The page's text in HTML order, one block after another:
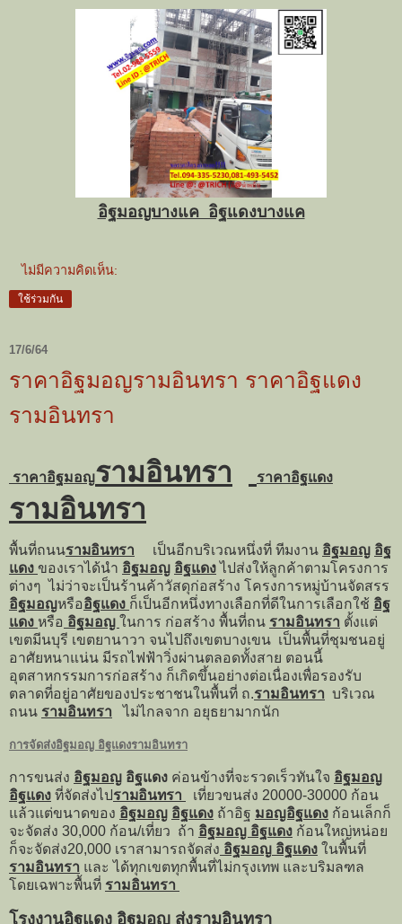
อิฐมอญบางแค อิฐแดงบางแค
ไม่มีความคิดเห็น:
ใช้ร่วมกัน
17/6/64
ราคาอิฐมอญรามอินทรา ราคาอิฐแดง
รามอินทรา
ราคาอิฐมอญรามอินทรา ราคาอิฐแดง
รามอินทรา
พื้นที่ถนนรามอินทรา เป็นอีกบริเวณหนึ่งที่ ทีมงาน อิฐมอญ อิฐ
แดง ของเราได้นำ อิฐมอญ อิฐแดงไปส่งให้ลูกค้าตามโครงการ
ต่างๆ ไม่ว่าจะเป็นร้านค้าวัสดุก่อสร้าง โครงการหมู่บ้านจัดสรร
อิฐมอญหรืออิฐแดง ก็เป็นอีกหนึ่งทางเลือกที่ดีในการเลือกใช้ อิฐ
แดง หรือ อิฐมอญ ในการ ก่อสร้าง พื้นที่ถน รามอินทรา ตั้งแต่
เขตมีนบุรี เขตยานาวา จนไปถึงเขตบางเขน เป็นพื้นที่ชุมชนอยู่
อาศัยหนาแน่น มีรถไฟฟ้าวิ่งผ่านตลอดทั้งสาย ตอนนี้
อุตสาหกรรมการก่อสร้าง ก็เกิดขึ้นอย่างต่อเนื่องเพื่อรองรับ
ตลาดที่อยู่อาศัยของประชาชนในพื้นที่ ถ.รามอินทรา บริเวณ
ถนน รามอินทรา ไม่ไกลจาก อยุธยามากนัก
การจัดส่งอิฐมอญ อิฐแดงรามอินทรา
การขนส่ง อิฐมอญ อิฐแดง ค่อนข้างที่จะรวดเร็วทันใจ อิฐมอญ
อิฐแดง ที่จัดส่งไป รามอินทรา
เที่ยวขนส่ง 20000-30000 ก้อน
แล้วแต่ขนาดของ อิฐมอญ อิฐแดง ถ้าอิฐ มอญอิฐแดง ก้อนเล็กก็
จะจัดส่ง 30,000 ก้อน/เที่ยว ถ้า อิฐมอญ อิฐแดง ก้อนใหญ่หน่อย
ก็จะจัดส่ง20,000 เราสามารถจัดส่ง อิฐมอญ อิฐแดง ในพื้นที่
รามอินทรา และ ได้ทุกเขตทุกพื้นที่ไม่กรุงเทพ และบริมลฑล
โดยเฉพาะพื้นที่ รามอินทรา
โรงงานอิฐแดง อิฐมอญ ส่งรามอินทรา